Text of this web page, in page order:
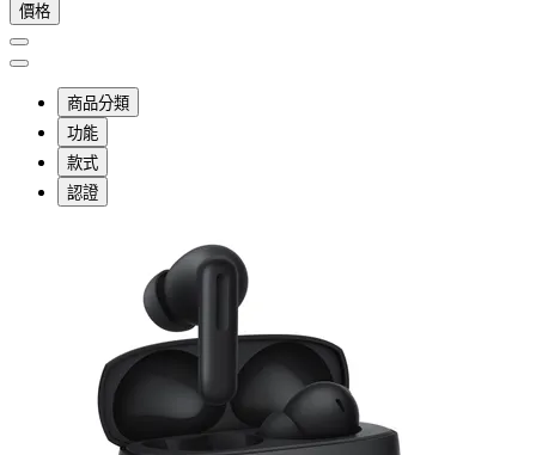
價格
商品分類
功能
款式
認證